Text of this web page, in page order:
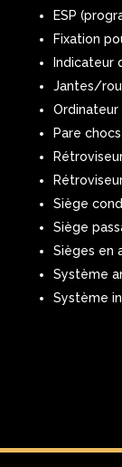
ESP
Fixation
Indicateur
Jantes/
Ordinateur
Pare
Siège
Siège
Sièges en
Système
Système